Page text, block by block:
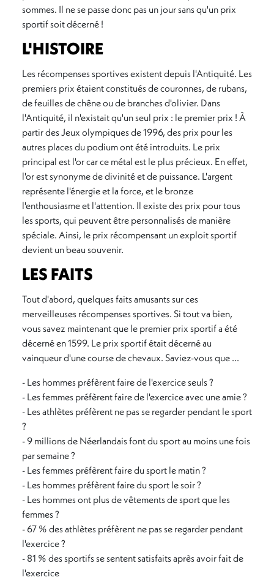
sommes. Il ne se passe donc pas un jour sans qu'un prix
sportif soit décerné !
L'HISTOIRE
Les récompenses sportives existent depuis l'Antiquité. Les
premiers prix étaient constitués de couronnes, de rubans,
de feuilles de chêne ou de branches d'olivier. Dans
l'Antiquité, il n'existait qu'un seul prix : le premier prix ! À
partir des Jeux olympiques de 1996, des prix pour les
autres places du podium ont été introduits. Le prix
principal est l'or car ce métal est le plus précieux. En effet,
l'or est synonyme de divinité et de puissance. L'argent
représente l'énergie et la force, et le bronze
l'enthousiasme et l'attention. Il existe des prix pour tous
les sports, qui peuvent être personnalisés de manière
spéciale. Ainsi, le prix récompensant un exploit sportif
devient un beau souvenir.
LES FAITS
Tout d'abord, quelques faits amusants sur ces
merveilleuses récompenses sportives. Si tout va bien,
vous savez maintenant que le premier prix sportif a été
décerné en 1599. Le prix sportif était décerné au
vainqueur d'une course de chevaux. Saviez-vous que ...
- Les hommes préfèrent faire de l'exercice seuls ?
- Les femmes préfèrent faire de l'exercice avec une amie ?
- Les athlètes préfèrent ne pas se regarder pendant le sport
?
- 9 millions de Néerlandais font du sport au moins une fois
par semaine ?
- Les femmes préfèrent faire du sport le matin ?
- Les hommes préfèrent faire du sport le soir ?
- Les hommes ont plus de vêtements de sport que les
femmes ?
- 67 % des athlètes préfèrent ne pas se regarder pendant
l'exercice ?
- 81 % des sportifs se sentent satisfaits après avoir fait de
l'exercice